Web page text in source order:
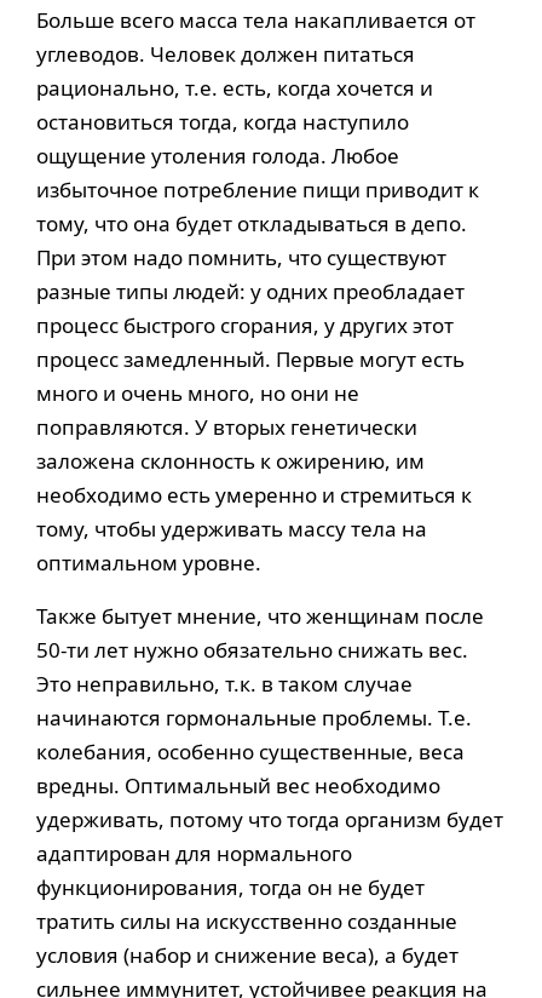
Больше всего масса тела накапливается от
углеводов. Человек должен питаться
рационально, т.е. есть, когда хочется и
остановиться тогда, когда наступило
ощущение утоления голода. Любое
избыточное потребление пищи приводит к
тому, что она будет откладываться в депо.
При этом надо помнить, что существуют
разные типы людей: у одних преобладает
процесс быстрого сгорания, у других этот
процесс замедленный. Первые могут есть
много и очень много, но они не
поправляются. У вторых генетически
заложена склонность к ожирению, им
необходимо есть умеренно и стремиться к
тому, чтобы удерживать массу тела на
оптимальном уровне.
Также бытует мнение, что женщинам после
50-ти лет нужно обязательно снижать вес.
Это неправильно, т.к. в таком случае
начинаются гормональные проблемы. Т.е.
колебания, особенно существенные, веса
вредны. Оптимальный вес необходимо
удерживать, потому что тогда организм будет
адаптирован для нормального
функционирования, тогда он не будет
тратить силы на искусственно созданные
условия (набор и снижение веса), а будет
сильнее иммунитет, устойчивее реакция на